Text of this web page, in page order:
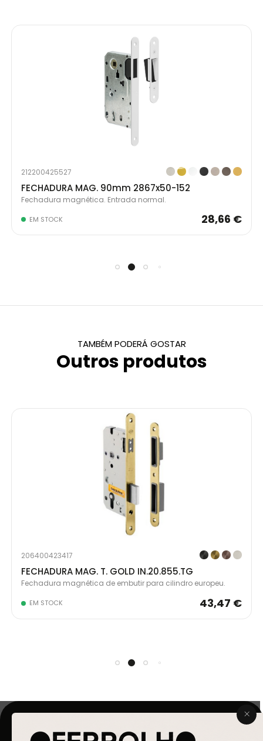
212200425527
FECHADURA MAG. 90mm 2867x50-152
Fechadura magnética. Entrada normal.
EM STOCK 28,66 €
TAMBÉM PODERÁ GOSTAR
Outros produtos
206400423417
FECHADURA MAG. T. GOLD IN.20.855.TG
Fechadura magnética de embutir para cilindro europeu.
EM STOCK 43,47 €